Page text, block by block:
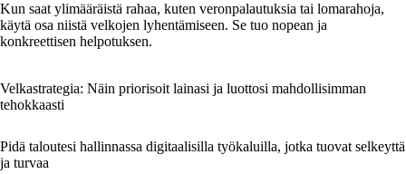
Kun saat ylimääräistä rahaa, kuten veronpalautuksia tai lomarahoja,
käytä osa niistä velkojen lyhentämiseen. Se tuo nopean ja
konkreettisen helpotuksen.
Velkastrategia: Näin priorisoit lainasi ja luottosi mahdollisimman
tehokkaasti
Pidä taloutesi hallinnassa digitaalisilla työkaluilla, jotka tuovat selkeyttä
ja turvaa